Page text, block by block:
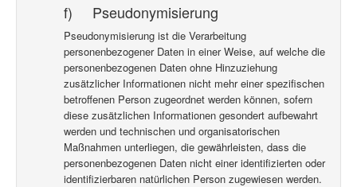
f) Pseudonymisierung
Pseudonymisierung ist die Verarbeitung
personenbezogener Daten in einer Weise, auf welche die
personenbezogenen Daten ohne Hinzuziehung
zusätzlicher Informationen nicht mehr einer spezifischen
betroffenen Person zugeordnet werden können, sofern
diese zusätzlichen Informationen gesondert aufbewahrt
werden und technischen und organisatorischen
Maßnahmen unterliegen, die gewährleisten, dass die
personenbezogenen Daten nicht einer identifizierten oder
identifizierbaren natürlichen Person zugewiesen werden.